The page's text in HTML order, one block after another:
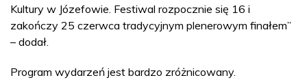
Kultury w Józefowie. Festiwal rozpocznie się 16 i
zakończy 25 czerwca tradycyjnym plenerowym finałem”
– dodał.
Program wydarzeń jest bardzo zróżnicowany.